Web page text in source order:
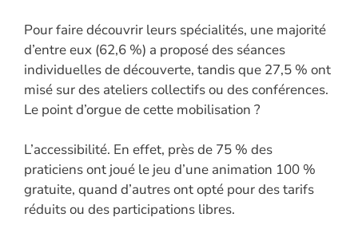
Pour faire découvrir leurs spécialités, une majorité
d’entre eux (62,6 %) a proposé des séances
individuelles de découverte, tandis que 27,5 % ont
misé sur des ateliers collectifs ou des conférences.
Le point d’orgue de cette mobilisation ?
L’accessibilité. En effet, près de 75 % des
praticiens ont joué le jeu d’une animation 100 %
gratuite, quand d’autres ont opté pour des tarifs
réduits ou des participations libres.